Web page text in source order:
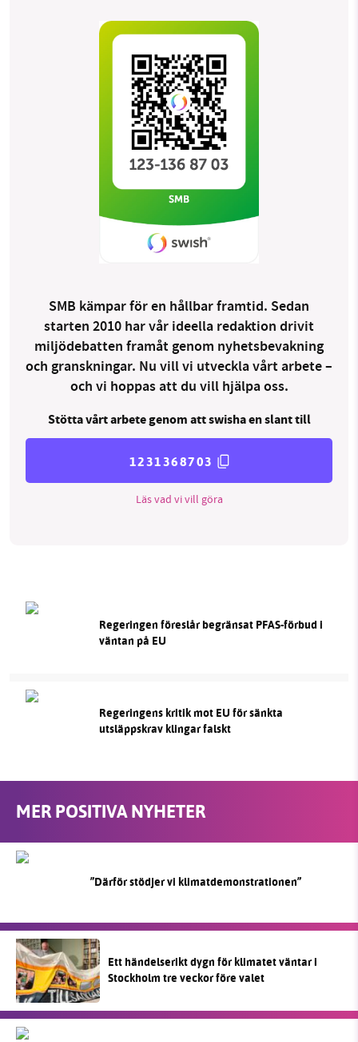
SMB kämpar för en hållbar framtid. Sedan
starten 2010 har vår ideella redaktion drivit
miljödebatten framåt genom nyhetsbevakning
och granskningar. Nu vill vi utveckla vårt arbete –
och vi hoppas att du vill hjälpa oss.
Stötta vårt arbete genom att swisha en slant till
1231368703
Läs vad vi vill göra
Regeringen föreslår begränsat PFAS-förbud i
väntan på EU
Regeringens kritik mot EU för sänkta
utsläppskrav klingar falskt
MER POSITIVA NYHETER
”Därför stödjer vi klimatdemonstrationen”
Ett händelserikt dygn för klimatet väntar i
Stockholm tre veckor före valet